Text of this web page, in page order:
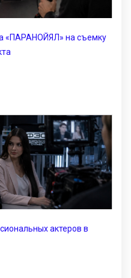
«ПАРАНОЙЯЛ» на съемку
актеров в